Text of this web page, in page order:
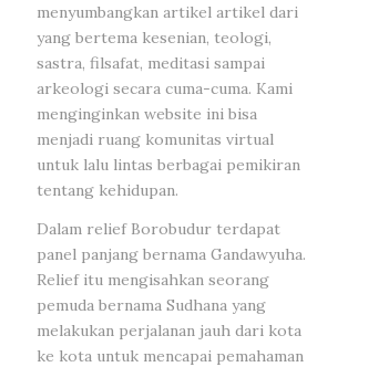
menyumbangkan artikel artikel dari
yang bertema kesenian, teologi,
sastra, filsafat, meditasi sampai
arkeologi secara cuma-cuma. Kami
menginginkan website ini bisa
menjadi ruang komunitas virtual
untuk lalu lintas berbagai pemikiran
tentang kehidupan.
Dalam relief Borobudur terdapat
panel panjang bernama Gandawyuha.
Relief itu mengisahkan seorang
pemuda bernama Sudhana yang
melakukan perjalanan jauh dari kota
ke kota untuk mencapai pemahaman